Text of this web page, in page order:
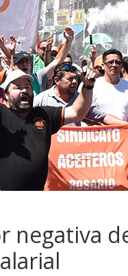
negativa